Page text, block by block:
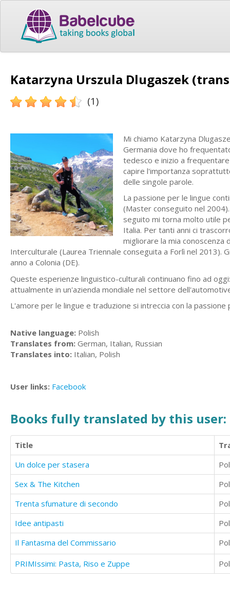
Katarzyna Urszula Dlugaszek
(1)
Mi chiamo Katarzyna
Germania dove ho
tedesco e inizio a
capire l'importanza
delle singole parole.
La passione per le lingue
(Master conseguito nel
seguito mi torna molto utile
Italia. Per tanti anni ci
migliorare la mia conoscenza
Interculturale (Laurea Triennale conseguita a Forlì nel 2013).
anno a Colonia (DE).
Queste esperienze linguistico-culturali continuano fino ad
attualmente in un'azienda mondiale nel settore
L'amore per le lingue e traduzione si intreccia con la
Native language: Polish
Translates from: German, Italian, Russian
Translates into: Italian, Polish
User links: Facebook
Books fully translated by this user:
Title
Un dolce per stasera
Sex & The Kitchen
Trenta sfumature di secondo
Idee antipasti
Il Fantasma del Commissario
PRIMIssimi: Pasta, Riso e Zuppe